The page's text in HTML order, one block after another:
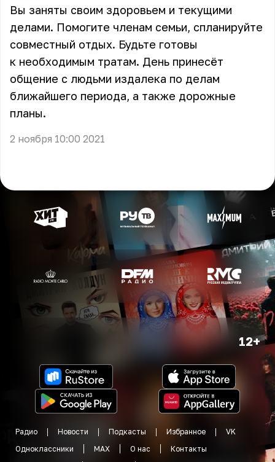
Вы заняты своим здоровьем и текущими
делами. Помогите членам семьи, спланируйте
совместный отдых. Будьте готовы
к необходимым тратам. День принесёт
общение с людьми издалека по делам
ближайшего периода, а также дорожные
планы.
2 ноября 10:00 2021
12+
Радио Новости Подкасты Избранное
VK
Одноклассники
MAX О нас
Контакты